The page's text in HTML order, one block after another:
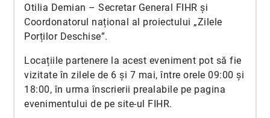
Otilia Demian – Secretar General FIHR și
Coordonatorul național al proiectului „Zilele
Porților Deschise”.
Locațiile partenere la acest eveniment pot să fie
vizitate în zilele de 6 și 7 mai, între orele 09:00 și
18:00, în urma înscrierii prealabile pe pagina
evenimentului de pe site-ul FIHR.